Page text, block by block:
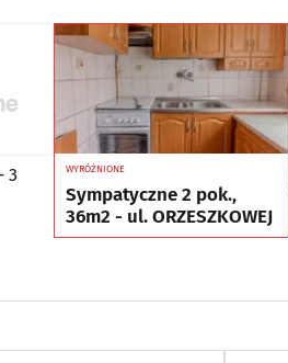
3
WYRÓŻNIONE
Sympatyczne 2 pok.,
36m2 - ul. ORZESZKOWEJ